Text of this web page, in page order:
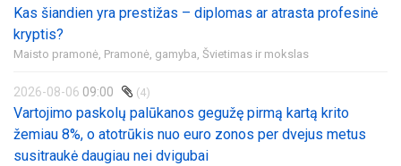
Kas šiandien yra prestižas – diplomas ar atrasta profesinė
kryptis?
Maisto pramonė, Pramonė, gamyba, Švietimas ir mokslas
2026-08-06 09:00 (4)
Vartojimo paskolų palūkanos gegužę pirmą kartą krito
žemiau 8%, o atotrūkis nuo euro zonos per dvejus metus
susitraukė daugiau nei dvigubai